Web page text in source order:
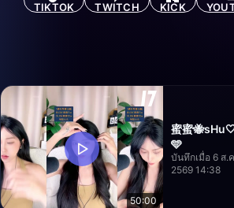
TIKTOK TWITCH KICK
50:00
蜜蜜
🩵
บันทึกเมื่อ 6 ส.
2569 14:38